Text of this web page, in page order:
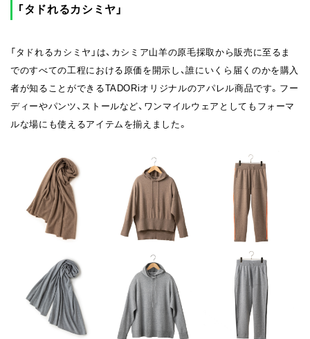
「タドれるカシミヤ」
「タドれるカシミヤ」は、カシミア山羊の原毛採取から販売に至るま
でのすべての工程における原価を開示し、誰にいくら届くのかを購入
者が知ることができるTADORiオリジナルのアパレル商品です。フー
ディーやパンツ、ストールなど、ワンマイルウェアとしてもフォーマ
ルな場にも使えるアイテムを揃えました。